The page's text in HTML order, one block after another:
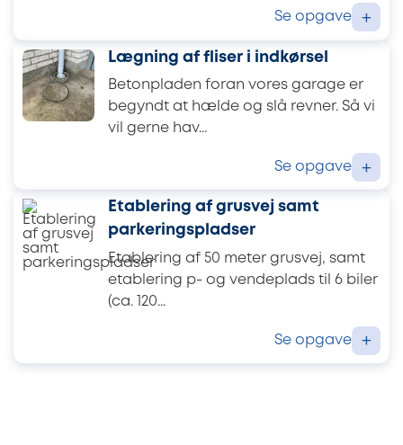
Se opgave +
Lægning af fliser i indkørsel
Betonpladen foran vores garage er
begyndt at hælde og slå revner. Så vi
vil gerne hav...
Se opgave +
Etablering af grusvej samt
parkeringspladser
Etablering af 50 meter grusvej, samt
etablering p- og vendeplads til 6 biler
(ca. 120...
Se opgave +